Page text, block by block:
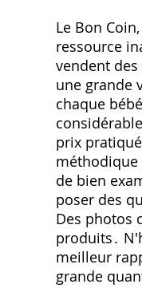
Le Bon
ressource
vendent
une grande
chaque
prix
méthodique
de bien
poser des
Des photos
produits․
meilleur
grande